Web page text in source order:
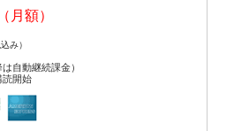
月額）
込み）
自動継続課金）
読開始